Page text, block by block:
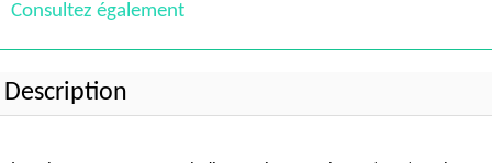
Consultez également
Description